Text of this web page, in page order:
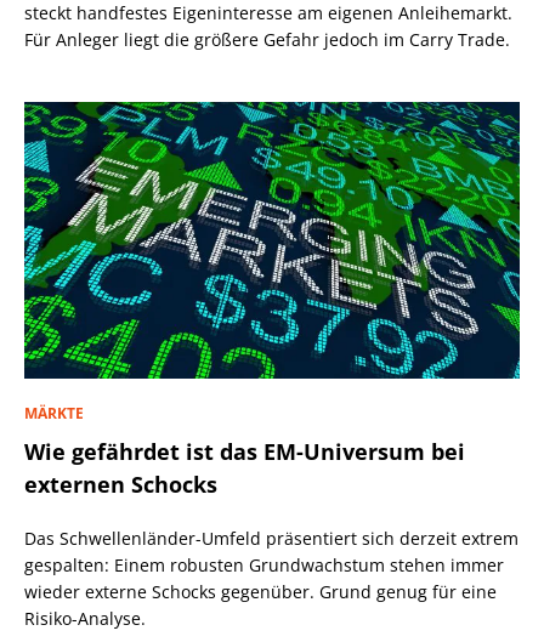
steckt handfestes Eigeninteresse am eigenen Anleihemarkt.
Für Anleger liegt die größere Gefahr jedoch im Carry Trade.
MÄRKTE
Wie gefährdet ist das EM-Universum bei
externen Schocks
Das Schwellenländer-Umfeld präsentiert sich derzeit extrem
gespalten: Einem robusten Grundwachstum stehen immer
wieder externe Schocks gegenüber. Grund genug für eine
Risiko-Analyse.